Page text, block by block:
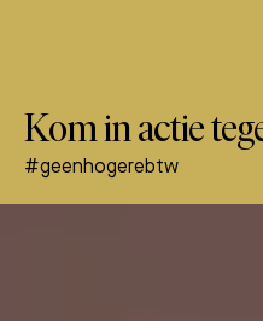
Kom in actie
#geenhogerebtw